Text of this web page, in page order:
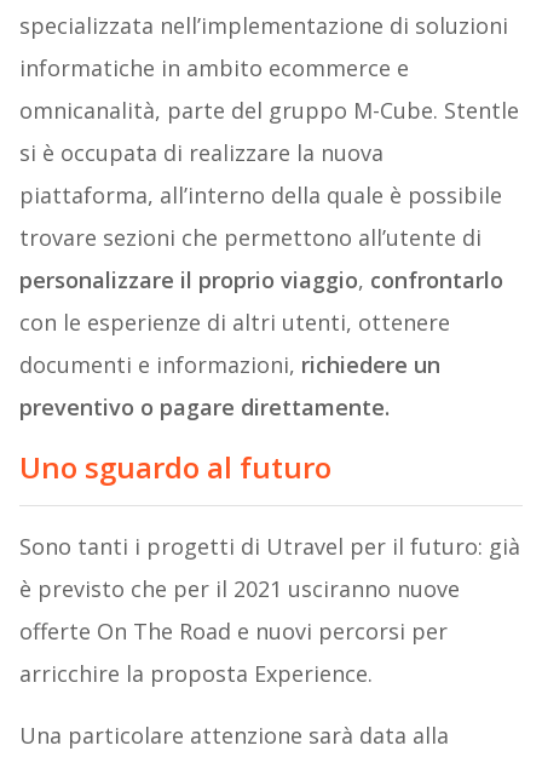
specializzata nell’implementazione di soluzioni
informatiche in ambito ecommerce e
omnicanalità, parte del gruppo M-Cube. Stentle
si è occupata di realizzare la nuova
piattaforma, all’interno della quale è possibile
trovare sezioni che permettono all’utente di
personalizzare il proprio viaggio, confrontarlo
con le esperienze di altri utenti, ottenere
documenti e informazioni, richiedere un
preventivo o pagare direttamente.
Uno sguardo al futuro
Sono tanti i progetti di Utravel per il futuro: già
è previsto che per il 2021 usciranno nuove
offerte On The Road e nuovi percorsi per
arricchire la proposta Experience.
Una particolare attenzione sarà data alla